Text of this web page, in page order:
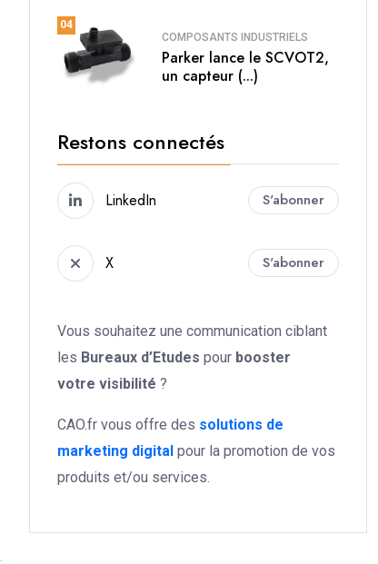
04
COMPOSANTS INDUSTRIELS
Parker lance le SCVOT2,
un capteur (...)
Restons connectés
LinkedIn S'abonner
X S'abonner
Vous souhaitez une communication ciblant
les Bureaux d’Etudes pour booster
votre visibilité ?
CAO.fr vous offre des solutions de
marketing digital pour la promotion de vos
produits et/ou services.